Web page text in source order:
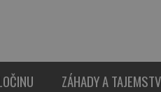
ZÁHADY A